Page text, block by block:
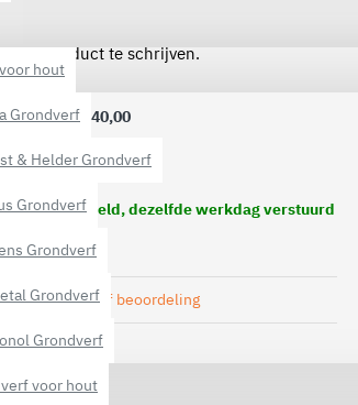
hout
Grondverf
& Helder Grondverf
Grondverf
Grondverf
Grondverf
Grondverf
voor hout
dit product te schrijven.
VANAF € 40,00
16.00 uur besteld, dezelfde werkdag verstuurd
-Geef beoordeling